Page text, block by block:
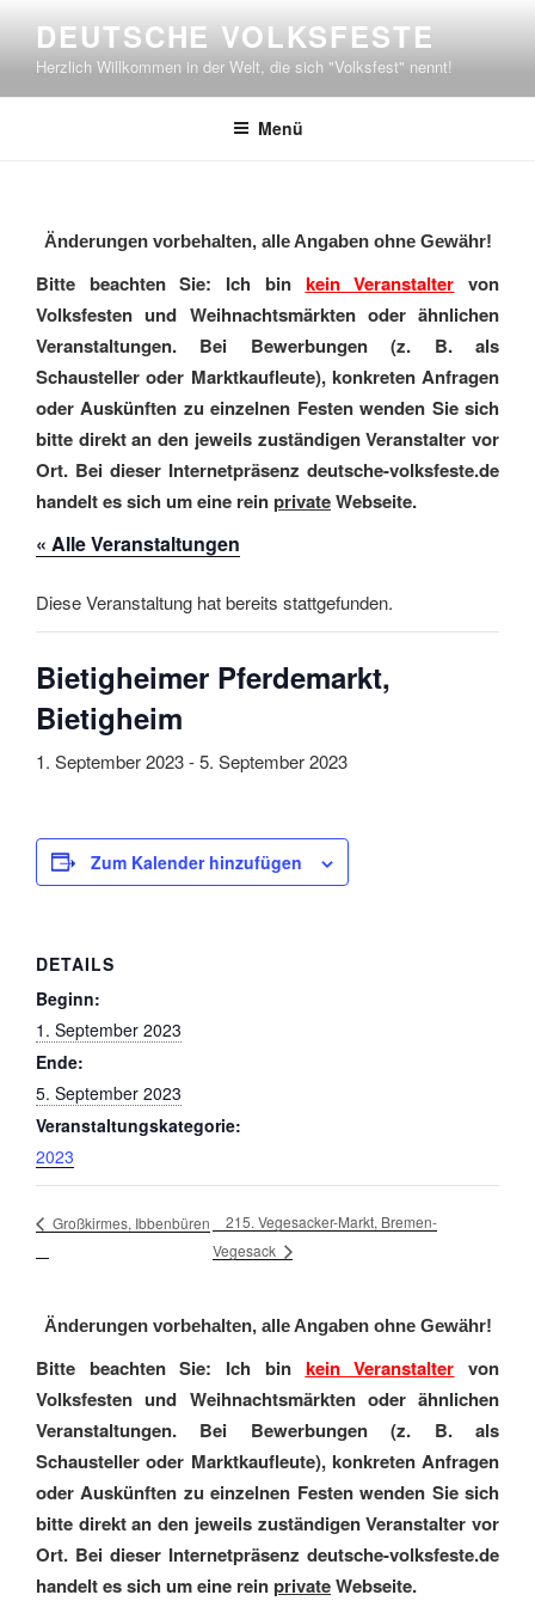
springen
DEUTSCHE VOLKSFESTE
Herzlich Willkommen in der Welt, die sich "Volksfest" nennt!
Menü
Änderungen vorbehalten, alle Angaben ohne Gewähr!
Bitte beachten Sie: Ich bin kein Veranstalter von
Volksfesten und Weihnachtsmärkten oder ähnlichen
Veranstaltungen. Bei Bewerbungen (z. B. als
Schausteller oder Marktkaufleute), konkreten Anfragen
oder Auskünften zu einzelnen Festen wenden Sie sich
bitte direkt an den jeweils zuständigen Veranstalter vor
Ort. Bei dieser Internetpräsenz deutsche-volksfeste.de
handelt es sich um eine reinprivateWebseite.
« Alle Veranstaltungen
Diese Veranstaltung hat bereits stattgefunden.
Bietigheimer Pferdemarkt,
Bietigheim
1. September 2023-5. September 2023
Zum Kalender hinzufügen
DETAILS
Beginn:
1. September 2023
Ende:
5. September 2023
Veranstaltungskategorie:
2023
Großkirmes, Ibbenbüren
215. Vegesacker-Markt, Bremen-
Vegesack
Änderungen vorbehalten, alle Angaben ohne Gewähr!
Bitte beachten Sie: Ich bin kein Veranstalter von
Volksfesten und Weihnachtsmärkten oder ähnlichen
Veranstaltungen. Bei Bewerbungen (z. B. als
Schausteller oder Marktkaufleute), konkreten Anfragen
oder Auskünften zu einzelnen Festen wenden Sie sich
bitte direkt an den jeweils zuständigen Veranstalter vor
Ort. Bei dieser Internetpräsenz deutsche-volksfeste.de
handelt es sich um eine reinprivateWebseite.